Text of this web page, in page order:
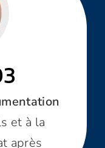
et à la
après